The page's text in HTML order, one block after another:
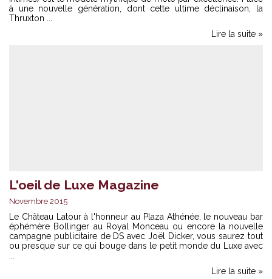
à une nouvelle génération, dont cette ultime déclinaison, la
Thruxton ...
Lire la suite »
L'oeil de Luxe Magazine
Novembre 2015
Le Château Latour à l'honneur au Plaza Athénée, le nouveau bar
éphémère Bollinger au Royal Monceau ou encore la nouvelle
campagne publicitaire de DS avec Joël Dicker, vous saurez tout
ou presque sur ce qui bouge dans le petit monde du Luxe avec
Lire la suite »